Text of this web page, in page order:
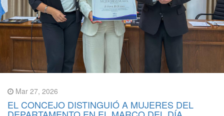
Mar 27, 2026
EL CONCEJO DISTINGUIÓ A MUJERES DEL